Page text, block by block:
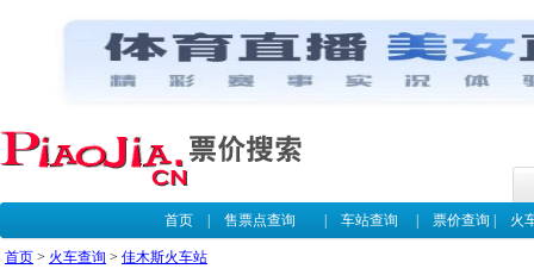
首页| 售票点查询 车站查询 票价查询 火
首页 > 火车查询 > 佳木斯火车站